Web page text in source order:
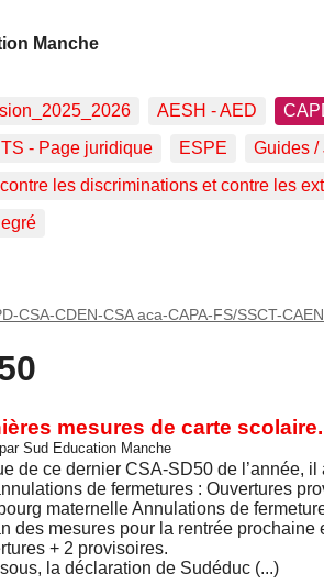
Manche
AESH - AED
- Page juridique
ESPE Guides /
contre les discriminations et contre les
CSA-CDEN-CSA aca-CAPA-FS/SSCT-CAEN
mesures de carte scolaire.
Sud Education Manche
de ce dernier CSA-SD50 de l’année,
de fermetures : Ouvertures
maternelle Annulations de
des mesures pour la rentrée
+ 2 provisoires.
la déclaration de Sudéduc (...)